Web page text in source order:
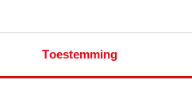
Toestemming
Elk bovenstuk isgepersonaliseerd
borduring
DTF